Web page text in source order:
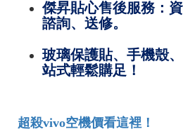
傑昇貼心售後服務：
諮詢、送修。
玻璃保護貼、手機殼
站式輕鬆購足！
超殺vivo空機價看這裡！